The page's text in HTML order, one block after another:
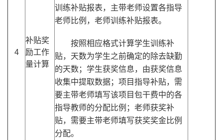
4
补贴奖
励工作
量计算
训练补贴报表，主带老师设置各指导
老师比例，老师训练补贴报表。
按照相应格式计算学生训练补
贴，天数为学生之前确定的除去缺勤
的天数；学生获奖信息，由获奖信息
收集中提取数据；项目指导补贴，需
要主带老师填写该项目包干费中的各
指导教师的分配比例；老师获奖补
贴，需要主带老师填写获奖奖金比例
分配。